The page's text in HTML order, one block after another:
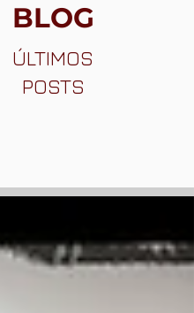
BLOG
ÚLTIMOS
POSTS